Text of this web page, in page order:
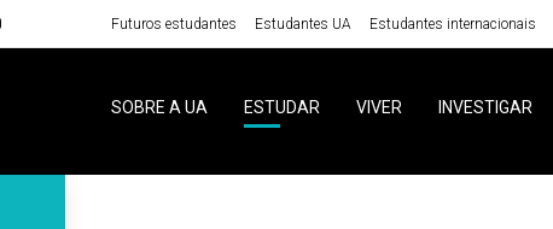
Futuros estudantes Estudantes UA Estudantes internacionais
SOBRE A UA ESTUDAR VIVER INVESTIGAR